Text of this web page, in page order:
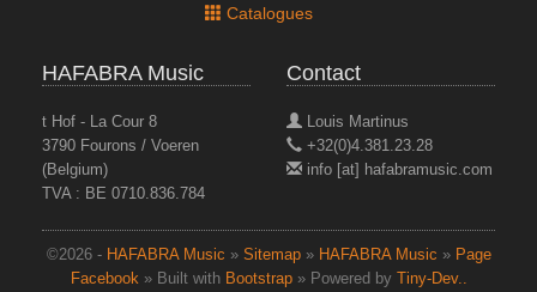
Catalogues
HAFABRA Music
t Hof - La Cour 8
3790 Fourons / Voeren
(Belgium)
TVA : BE 0710.836.784
Contact
Louis Martinus
+32(0)4.381.23.28
info [at] hafabramusic.com
©2026 - HAFABRA Music » Sitemap» HAFABRA Music » Page
Facebook» Built with Bootstrap» Powered by Tiny-Dev..